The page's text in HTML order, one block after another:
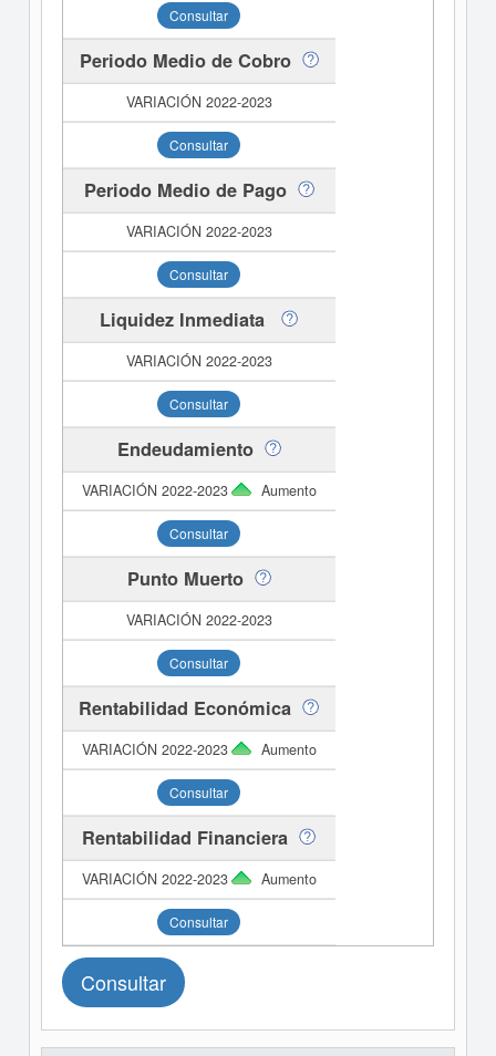
Consultar
Periodo Medio de Cobro
Consultar
Periodo Medio de Pago
Consultar
Liquidez Inmediata
Consultar
Endeudamiento
Aumento
Consultar
Punto Muerto
Consultar
Rentabilidad Económica
Aumento
Consultar
Rentabilidad Financiera
Aumento
Consultar
Consultar